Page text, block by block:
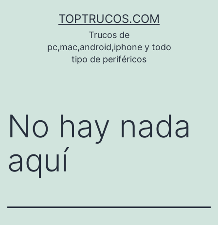
TOPTRUCOS.COM
Trucos de
pc,mac,android,iphone y todo
tipo de periféricos
No hay nada
aquí